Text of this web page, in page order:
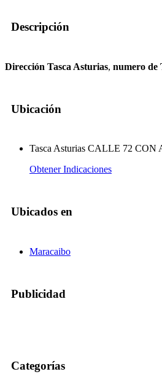
Descripción
Dirección Tasca Asturias, numero de
Ubicación
Tasca Asturias CALLE 72
Obtener Indicaciones
Ubicados en
Maracaibo
Publicidad
Categorías